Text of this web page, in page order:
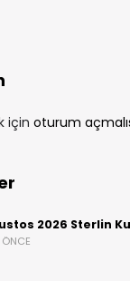
için oturum
2026 Sterlin